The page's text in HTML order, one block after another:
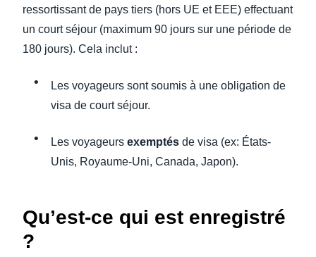
ressortissant de pays tiers (hors UE et EEE) effectuant
un court séjour (maximum 90 jours sur une période de
180 jours). Cela inclut :
Les voyageurs sont soumis à une obligation de
visa de court séjour.
Les voyageurs exemptés de visa (ex: États-
Unis, Royaume-Uni, Canada, Japon).
Qu’est-ce qui est enregistré
?